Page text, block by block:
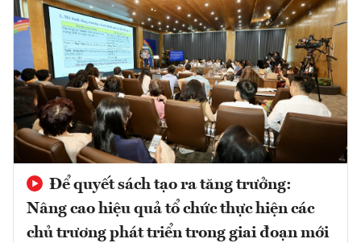
Để quyết sách tạo ra tăng trưởng:
Nâng cao hiệu quả tổ chức thực hiện các
chủ trương phát triển trong giai đoạn mới